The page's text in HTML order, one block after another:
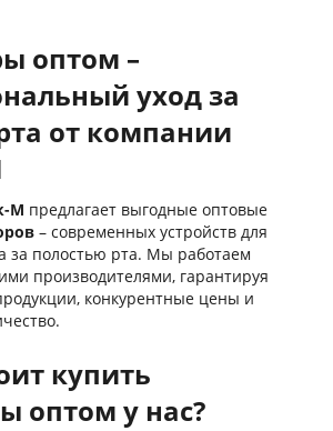
оптом –
уход за
от компании
М предлагает выгодные оптовые
– современных устройств для
за полостью рта. Мы работаем
производителями, гарантируя
конкурентные цены и
купить
оптом у нас?